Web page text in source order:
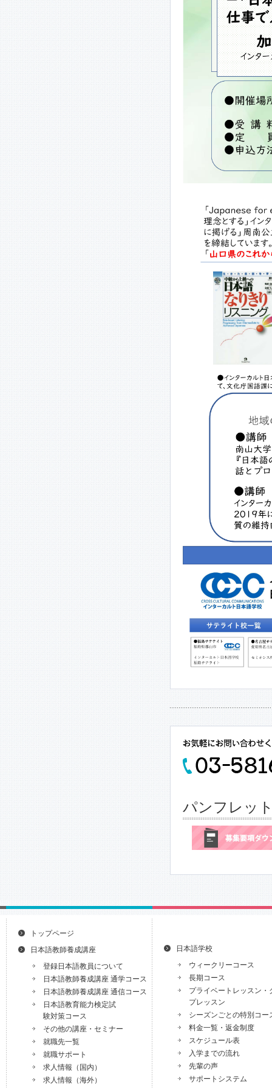
パンフレッ
トップページ
日本語教師養成講座
登録日本語教員について
日本語教師養成講座 通学コース
日本語教師養成講座 通信コース
日本語教育能力検定試
験対策コース
その他の講座・セミナー
就職先一覧
就職サポート
求人情報（国内）
求人情報（海外）
日本語学校
ウィークリーコース
長期コース
プライベートレッスン・
プレッスン
シーズンごとの特別コー
料金一覧・返金制度
スケジュール表
入学までの流れ
先輩の声
サポートシステム